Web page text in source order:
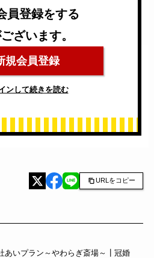
後に貸借対照表を公告す
為を決算公告といいま
員登録をする
ざいます。
規会員登録
ンして続きを読む
URLをコピー
あいプラン～やわらぎ斎場～┃冠婚